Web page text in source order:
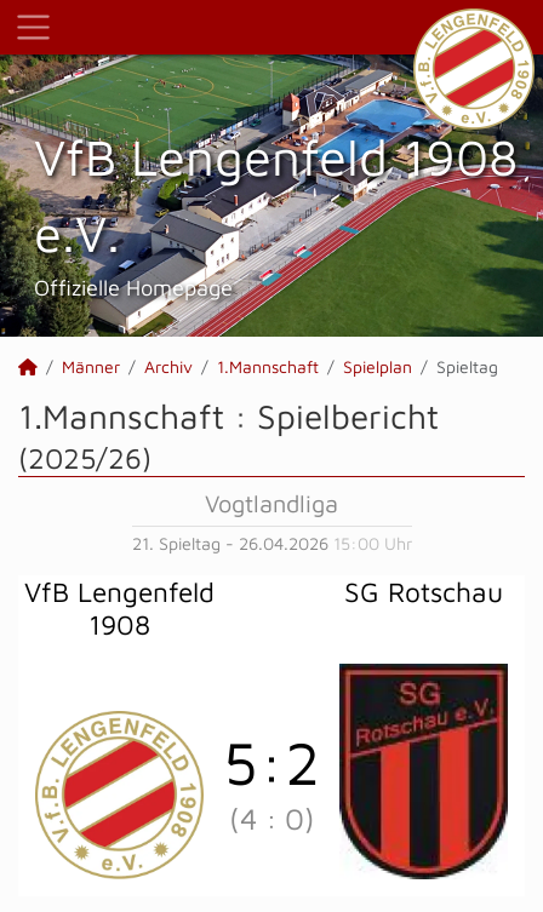
VfB Lengenfeld 1908
e.V.
Offizielle Homepage
Männer Archiv 1.Mannschaft Spielplan Spieltag
1.Mannschaft : Spielbericht
(2025/26)
Vogtlandliga
21. Spieltag - 26.04.2026 15:00 Uhr
VfB Lengenfeld
1908
SG Rotschau
5 : 2
(4 : 0)